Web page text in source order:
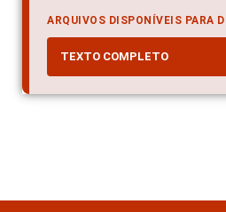
ARQUIVOS DISPONÍVEIS PARA
TEXTO COMPLETO